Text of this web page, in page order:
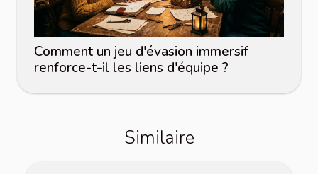
Comment un jeu d'évasion immersif
renforce-t-il les liens d'équipe ?
Similaire